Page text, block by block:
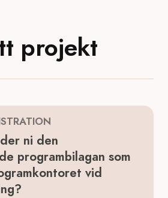
projekt
ni den
programbilagan som
vid